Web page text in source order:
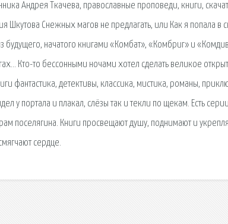
Андрея Ткачева, православные проповеди, книги,
Шкутова Снежных магов не предлагать, или Как я попала
начатого книгами «Комбат», «Комбриг» и
Кто-то бессонными ночами хотел сделать великое
фантастика, детективы, классика, мистика, романы,
у портала и плакал, слёзы так и текли по щекам. Есть
поселягина. Книги просвещают душу, поднимают и
сердце.